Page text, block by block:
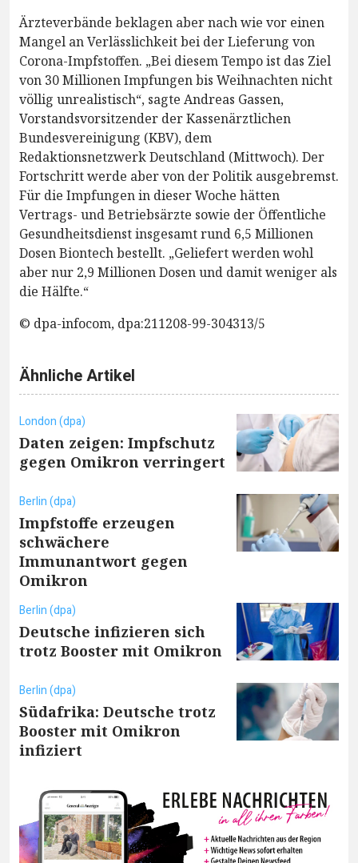
Ärzteverbände beklagen aber nach wie vor einen
Mangel an Verlässlichkeit bei der Lieferung von
Corona-Impfstoffen. „Bei diesem Tempo ist das Ziel
von 30 Millionen Impfungen bis Weihnachten nicht
völlig unrealistisch“, sagte Andreas Gassen,
Vorstandsvorsitzender der Kassenärztlichen
Bundesvereinigung (KBV), dem
Redaktionsnetzwerk Deutschland (Mittwoch). Der
Fortschritt werde aber von der Politik ausgebremst.
Für die Impfungen in dieser Woche hätten
Vertrags- und Betriebsärzte sowie der Öffentliche
Gesundheitsdienst insgesamt rund 6,5 Millionen
Dosen Biontech bestellt. „Geliefert werden wohl
aber nur 2,9 Millionen Dosen und damit weniger als
die Hälfte.“
© dpa-infocom, dpa:211208-99-304313/5
Ähnliche Artikel
London (dpa)
Daten zeigen: Impfschutz
gegen Omikron verringert
Berlin (dpa)
Impfstoffe erzeugen
schwächere
Immunantwort gegen
Omikron
Berlin (dpa)
Deutsche infizieren sich
trotz Booster mit Omikron
Berlin (dpa)
Südafrika: Deutsche trotz
Booster mit Omikron
infiziert